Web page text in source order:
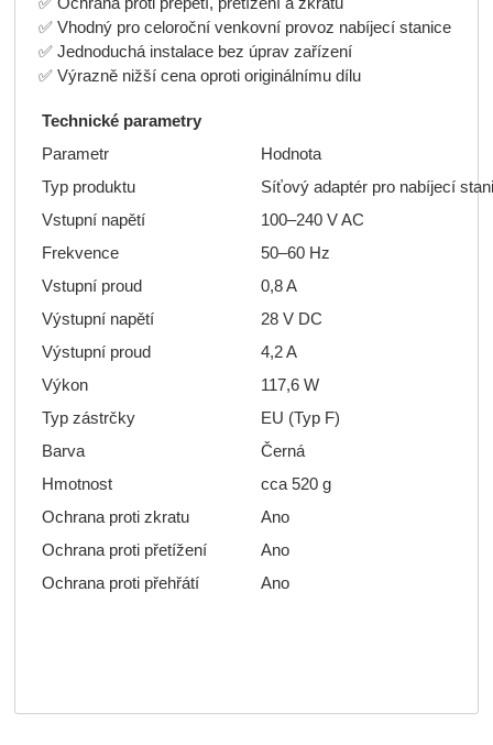
✅ Vhodný pro celoroční venkovní provoz nabíjecí stanice
✅ Jednoduchá instalace bez úprav zařízení
✅ Výrazně nižší cena oproti originálnímu dílu
Technické parametry
Parametr
Hodnota
Typ produktu
Síťový adaptér pro nabíjecí
Vstupní napětí
100–240 V AC
Frekvence
50–60 Hz
Vstupní proud
0,8 A
Výstupní napětí
28 V DC
Výstupní proud
4,2 A
Výkon
117,6 W
Typ zástrčky
EU (Typ F)
Barva
Černá
Hmotnost
cca 520 g
Ochrana proti zkratu
Ano
Ochrana proti přetížení
Ano
Ochrana proti přehřátí
Ano